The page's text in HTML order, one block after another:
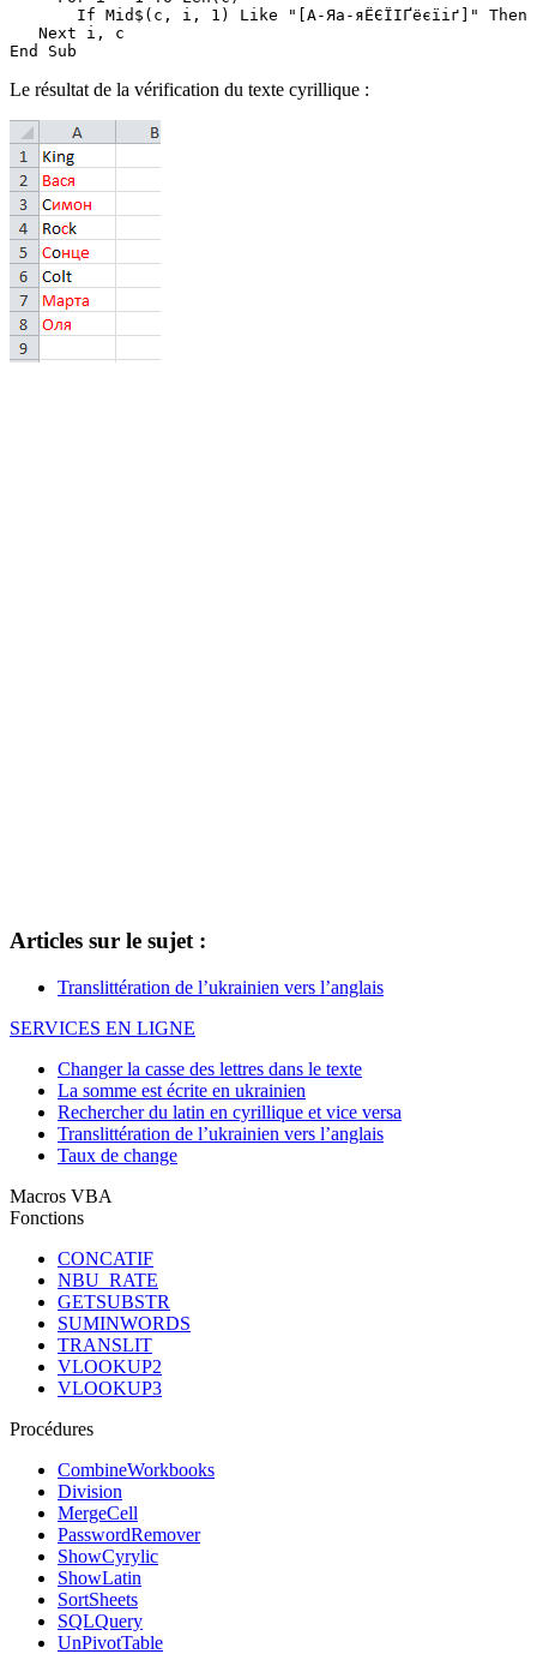
If Mid$(c, i, 1) Like "[А-Яа-яЁЄЇІҐёєїіґ]"
   Next i, c
Le résultat de la vérification du texte cyrillique :
Articles sur le sujet :
Translittération de l’ukrainien vers l’anglais
SERVICES EN LIGNE
Changer la casse des lettres dans le texte
La somme est écrite en ukrainien
Rechercher du latin en cyrillique et vice versa
Translittération de l’ukrainien vers l’anglais
Taux de change
Macros VBA
Fonctions
CONCATIF
NBU_RATE
GETSUBSTR
SUMINWORDS
TRANSLIT
VLOOKUP2
VLOOKUP3
Procédures
CombineWorkbooks
Division
MergeCell
PasswordRemover
ShowCyrylic
ShowLatin
SortSheets
SQLQuery
UnPivotTable